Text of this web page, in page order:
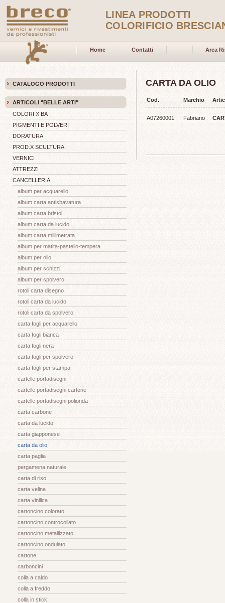
LINEA PRODOTTI
COLORIFICIO
Home Contatti Area
CATALOGO PRODOTTI
ARTICOLI "BELLE ARTI"
COLORI X BA
PIGMENTI E POLVERI
DORATURA
PROD.X SCULTURA
VERNICI
ATTREZZI
CANCELLERIA
album per acquarello
album carta antisbavatura
album carta bristol
album carta da lucido
album carta millimetrata
album per matita-pastello-tempera
album per olio
album per schizzi
album per spolvero
rotoli carta disegno
rotoli carta da lucido
rotoli carta da spolvero
carta fogli per acquarello
carta fogli bianca
carta fogli nera
carta fogli per spolvero
carta fogli per stampa
cartelle portadisegni
cartelle portadisegni cartone
cartelle portadisegni polionda
carta carbone
carta da lucido
carta giapponese
carta da olio
carta paglia
pergamena naturale
carta di riso
carta velina
carta vinilica
cartoncino colorato
cartoncino controcollato
cartoncino metallizzato
cartoncino ondulato
cartone
carboncini
colla a caldo
colla a freddo
colla in stick
CARTA DA OLIO
Cod. Marchio
A07260001 Fabriano